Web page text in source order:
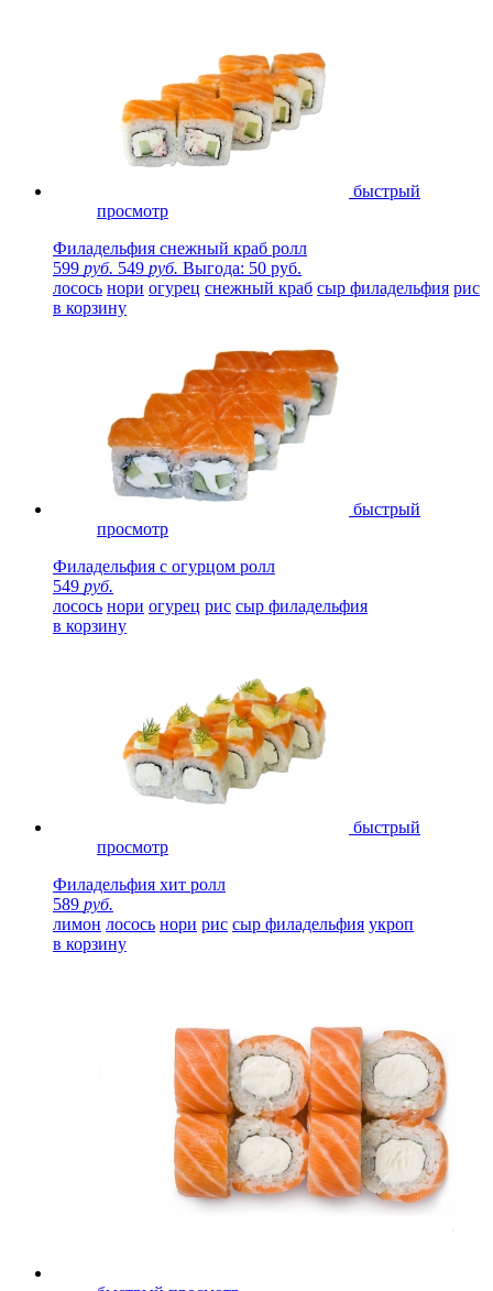
быстрый
просмотр
Филадельфия снежный краб ролл
599 руб. 549 руб. Выгода: 50 руб.
лосось нори огурец снежный краб сыр филадельфия рис
в корзину
быстрый
просмотр
Филадельфия с огурцом ролл
549 руб.
лосось нори огурец рис сыр филадельфия
в корзину
быстрый
просмотр
Филадельфия хит ролл
589 руб.
лимон лосось нори рис сыр филадельфия укроп
в корзину